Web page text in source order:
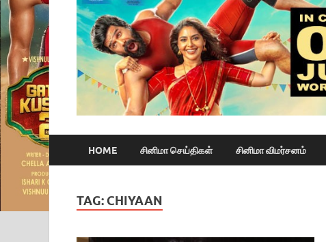
HOME சினிமா செய்திகள் சினிமா விமர்சனம்
TAG: CHIYAAN